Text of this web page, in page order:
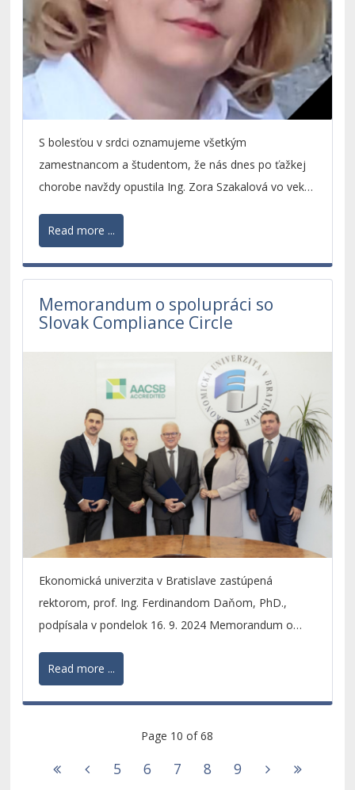
S bolesťou v srdci oznamujeme všetkým
zamestnancom a študentom, že nás dnes po ťažkej
chorobe navždy opustila Ing. Zora Szakalová vo veku
Česť jej pamiatke.
Read more ...
Memorandum o spolupráci so
Slovak Compliance Circle
Ekonomická univerzita v Bratislave zastúpená
rektorom, prof. Ing. Ferdinandom Daňom, PhD.,
podpísala v pondelok 16. 9. 2024 Memorandum o
zastupoval predseda predstavenstva JUDr. Martin
Read more ...
Page 10 of 68
5 6 7 8 9